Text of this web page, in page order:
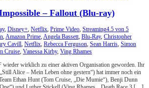
– Fallout (Blu-ray)
, Disney+, Netflix, Prime Video, Streaming4.5 von 5
,Amazon Prime,Angela Bassett, Blu-Ray, Christopher
Cavill, Netflix, Rebecca Ferguson, Sean Harris, Simon
Cruise, Vanessa Kirby, Ving Rhames
wieder wirklich zu einer aktiven Organisation geworden. Ihr
Alice – Mein Leben ohne gestern“) hat immer noch ein
Ethan Hunt (Tom Cruise, „Die Mumie“), Benji Dunn